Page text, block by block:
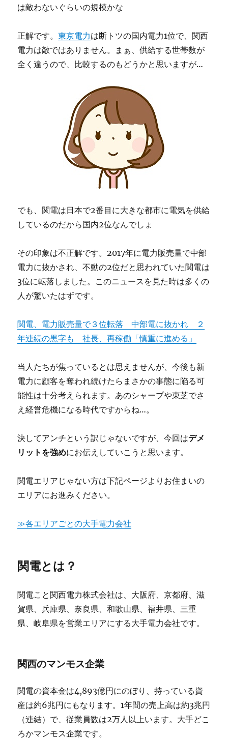
は敵わないぐらいの規模かな
正解です。東京電力は断トツの国内電力1位で、関西
電力は敵ではありません。まぁ、供給する世帯数が
全く違うので、比較するのもどうかと思いますが…
でも、関電は日本で2番目に大きな都市に電気を供給
しているのだから国内2位なんでしょ
その印象は不正解です。2017年に電力販売量で中部
電力に抜かされ、不動の2位だと思われていた関電は
3位に転落しました。このニュースを見た時は多くの
人が驚いたはずです。
関電、電力販売量で３位転落 中部電に抜かれ ２
年連続の黒字も 社長、再稼働「慎重に進める」
当人たちが焦っているとは思えませんが、今後も新
電力に顧客を奪われ続けたらまさかの事態に陥る可
能性は十分考えられます。あのシャープや東芝でさ
え経営危機になる時代ですからね…。
決してアンチという訳じゃないですが、今回はデメ
リットを強めにお伝えしていこうと思います。
関電エリアじゃない方は下記ページよりお住まいの
エリアにお進みください。
≫各エリアごとの大手電力会社
関電とは？
関電こと関西電力株式会社は、大阪府、京都府、滋
賀県、兵庫県、奈良県、和歌山県、福井県、三重
県、岐阜県を営業エリアにする大手電力会社です。
関西のマンモス企業
関電の資本金は4,893億円にのぼり、持っている資
産は約6兆円にもなります。1年間の売上高は約3兆円
（連結）で、従業員数は2万人以上います。大手どこ
ろかマンモス企業です。